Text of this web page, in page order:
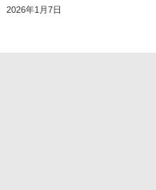
2026年1月7日